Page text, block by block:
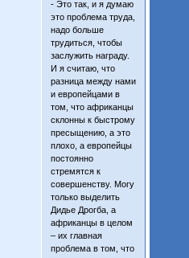
- Это так, и я думаю
это проблема труда,
надо больше
трудиться, чтобы
заслужить награду.
И я считаю, что
разница между нами
и европейцами в
том, что африканцы
склонны к быстрому
пресыщению, а это
плохо, а европейцы
постоянно
стремятся к
совершенству. Могу
только выделить
Дидье Дрогба, а
африканцы в целом
– их главная
проблема в том, что